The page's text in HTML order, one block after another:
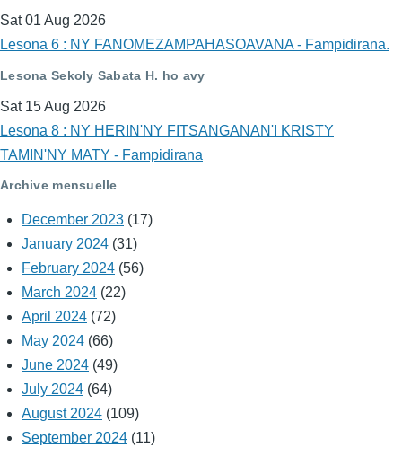
Sat 01 Aug 2026
Lesona 6 : NY FANOMEZAMPAHASOAVANA - Fampidirana.
Lesona Sekoly Sabata H. ho avy
Sat 15 Aug 2026
Lesona 8 : NY HERIN'NY FITSANGANAN'I KRISTY
TAMIN'NY MATY - Fampidirana
Archive mensuelle
December 2023 (17)
January 2024 (31)
February 2024 (56)
March 2024 (22)
April 2024 (72)
May 2024 (66)
June 2024 (49)
July 2024 (64)
August 2024 (109)
September 2024 (11)